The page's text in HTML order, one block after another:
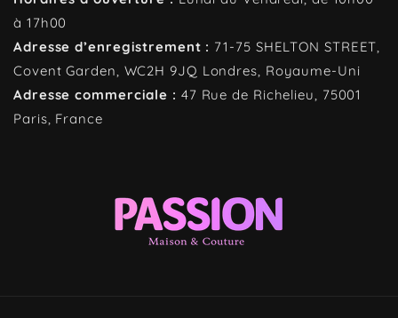
à 17h00
Adresse d’enregistrement : 71-75 SHELTON STREET,
Covent Garden, WC2H 9JQ Londres, Royaume-Uni
Adresse commerciale : 47 Rue de Richelieu, 75001
Paris, France